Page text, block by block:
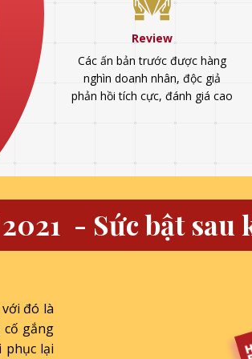
Review
Các ấn bản trước được hàng
nghìn doanh nhân, độc giả
phản hồi tích cực, đánh giá cao
đó là
gắng
phục lại
- Sức bật sau